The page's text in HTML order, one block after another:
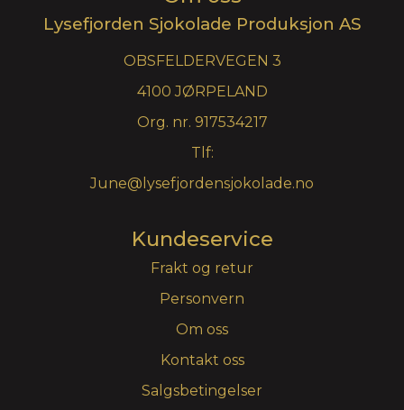
Lysefjorden Sjokolade Produksjon AS
OBSFELDERVEGEN 3
4100 JØRPELAND
Org. nr. 917534217
Tlf:
June@lysefjordensjokolade.no
Kundeservice
Frakt og retur
Personvern
Om oss
Kontakt oss
Salgsbetingelser